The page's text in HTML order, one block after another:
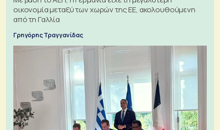
οικονομία μεταξύ των χωρών της ΕΕ, ακολουθούμενη
από τη Γαλλία
Γρηγόρης Τραγγανίδας